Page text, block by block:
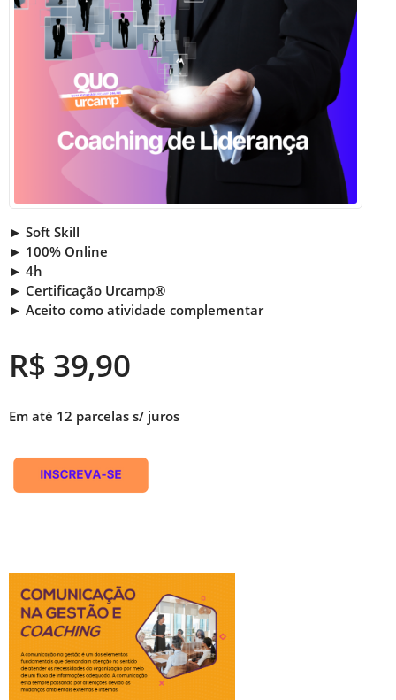
► Soft Skill
► 100% Online
► 4h
► Certificação Urcamp®
► Aceito como atividade complementar
R$ 39,90
Em até 12 parcelas s/ juros